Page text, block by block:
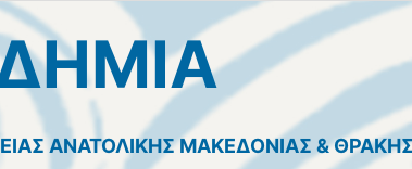
ΑΝΑΤΟΛΙΚΗΣ ΜΑΚΕΔΟΝΙΑΣ &